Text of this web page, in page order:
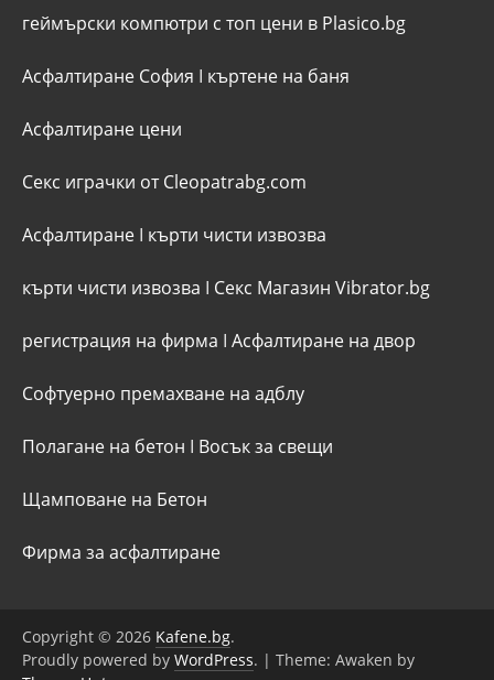
геймърски компютри с топ цени в Plasico.bg
Асфалтиране София I къртене на баня
Асфалтиране цени
Секс играчки от Cleopatrabg.com
Асфалтиране I кърти чисти извозва
кърти чисти извозва I Секс Магазин Vibrator.bg
регистрация на фирма I Асфалтиране на двор
Софтуерно премахване на адблу
Полагане на бетон I Восък за свещи
Щамповане на Бетон
Фирма за асфалтиране
Copyright © 2026 Kafene.bg.
Proudly powered by WordPress. | Theme: Awaken by